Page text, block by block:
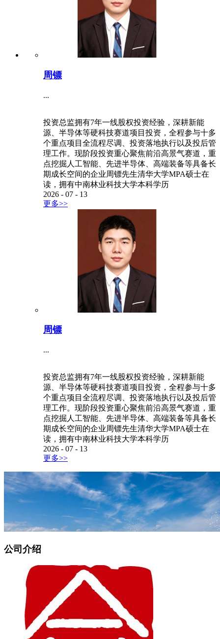
周镖
...
投资总监拥有7年一线股权投资经验，深耕新能
源、半导体等硬科技赛道项目投资，全程参与十多
个重点项目全流程尽调、投资落地执行以及投后管
理工作。现阶段投资重心聚焦前沿高景气赛道，重
点挖掘人工智能、先进半导体、高端装备等具备长
期成长空间的企业周镖先生清华大学MPA硕士在
读，拥有中南林业科技大学本科学历
2026 - 07 - 13
更多>>
周镖
...
投资总监拥有7年一线股权投资经验，深耕新能
源、半导体等硬科技赛道项目投资，全程参与十多
个重点项目全流程尽调、投资落地执行以及投后管
理工作。现阶段投资重心聚焦前沿高景气赛道，重
点挖掘人工智能、先进半导体、高端装备等具备长
期成长空间的企业周镖先生清华大学MPA硕士在
读，拥有中南林业科技大学本科学历
2026 - 07 - 13
更多>>
公司介绍